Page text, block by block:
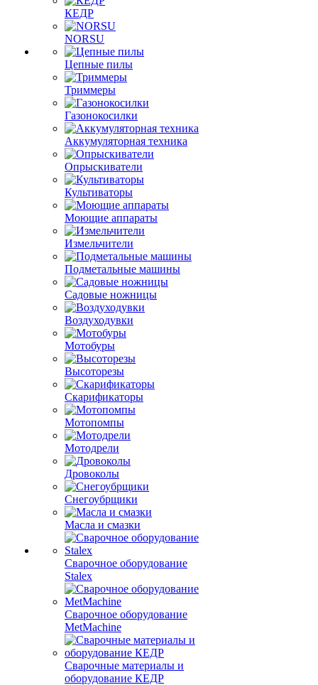
КЕДР
NORSU
Цепные пилы
Триммеры
Газонокосилки
Аккумуляторная техника
Опрыскиватели
Культиваторы
Моющие аппараты
Измельчители
Подметальные машины
Садовые ножницы
Воздуходувки
Мотобуры
Высоторезы
Скарификаторы
Мотопомпы
Мотодрели
Дровоколы
Снегоубрщики
Масла и смазки
Сварочное оборудование
Stalex
Сварочное оборудование
MetMachine
Сварочные материалы и
оборудование КЕДР